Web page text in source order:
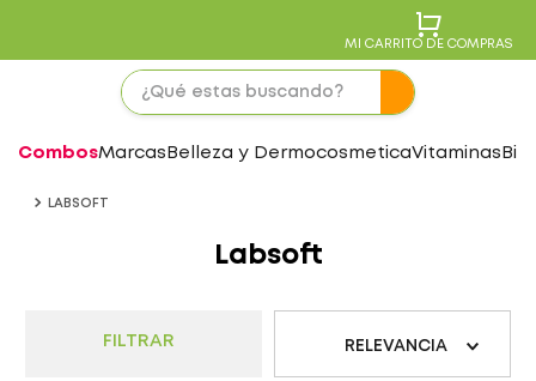
MI CARRITO DE COMPRAS
CombosMarcas Belleza y DermocosmeticaVitaminas
LABSOFT
Labsoft
FILTRAR RELEVANCIA